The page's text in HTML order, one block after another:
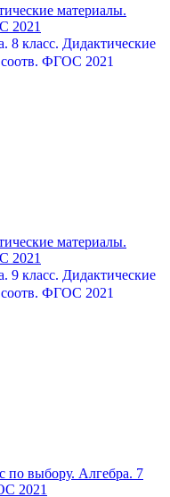
8 класс. Дидактические
ФГОС 2021
9 класс. Дидактические
ФГОС 2021